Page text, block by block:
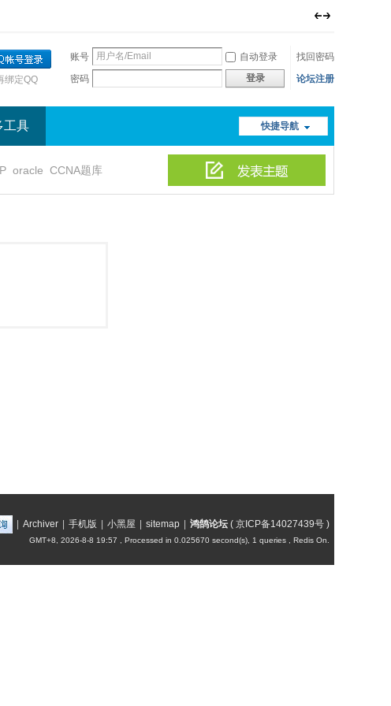
账号 自动登录
找回密码
密码
登录 论坛注册
绑定QQ
快捷导航
工具
oracle CCNA题库
| Archiver | 手机版 | 小黑屋 | sitemap | 鸿鹄论坛 ( 京ICP备14027439号 )
GMT+8, 2026-8-8 19:57 , Processed in 0.025670 second(s), 1 queries , Redis On.